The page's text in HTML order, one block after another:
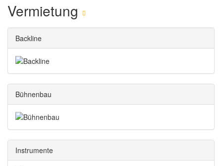
Vermietung
Backline
Bühnenbau
Instrumente